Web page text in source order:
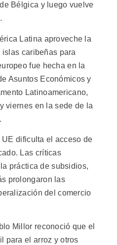
Bélgica y luego vuelve
Latina aproveche la
caribeñas para
fue hecha en la
Asuntos Económicos y
Latinoamericano,
viernes en la sede de la
dificulta el acceso de
Las críticas
práctica de subsidios,
prolongaron las
del comercio
Millor reconoció que el
para el arroz y otros